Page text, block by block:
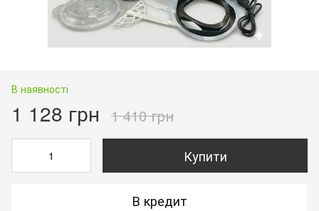
В наявності
1 128 грн 1 410 грн
Купити
В кредит